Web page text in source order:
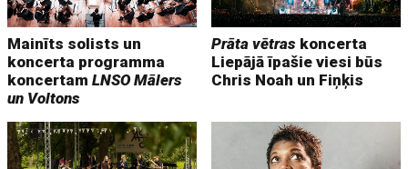
Mainīts solists un
koncerta programma
koncertamLNSO Mālers
un Voltons
Prāta vētras koncerta
Liepājā īpašie viesi būs
Chris Noah un Fiņķis